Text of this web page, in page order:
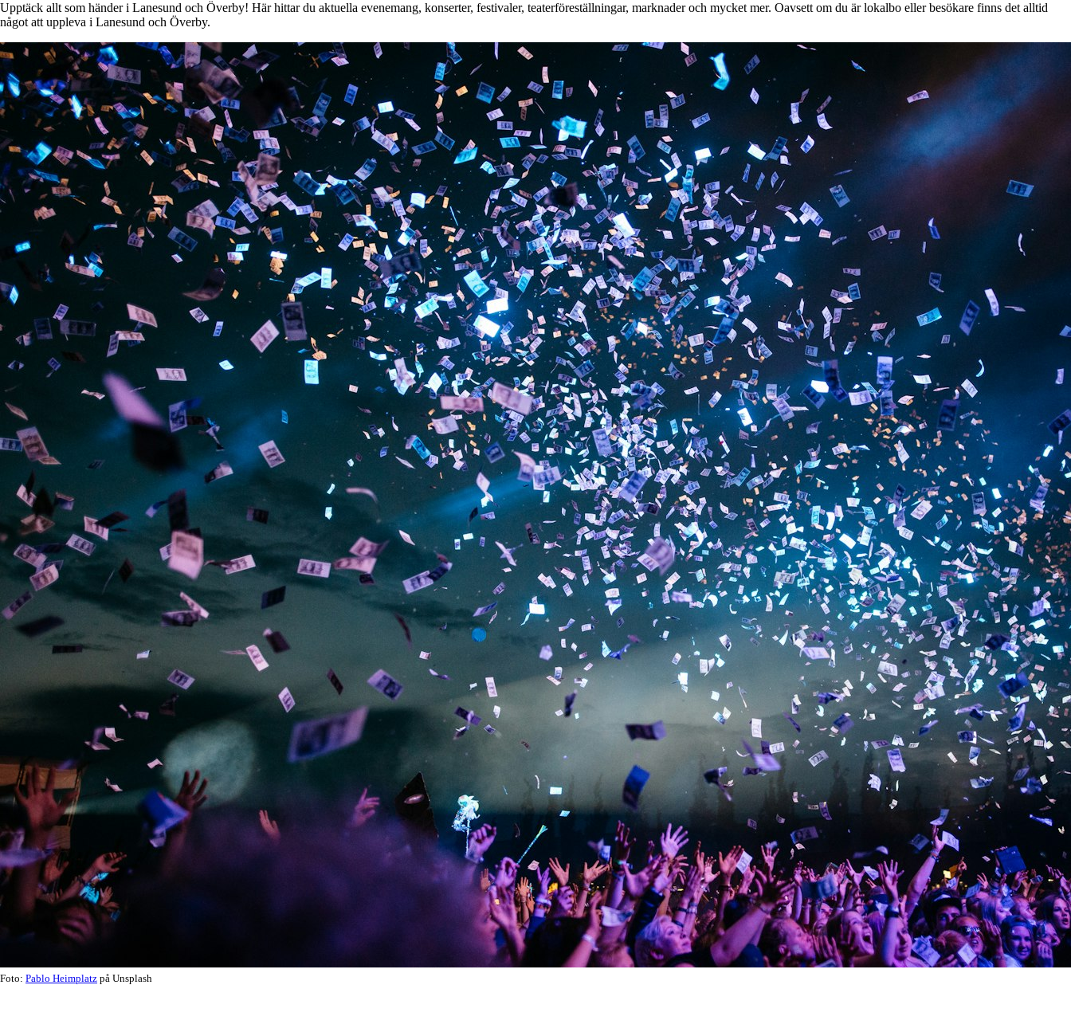
Upptäck allt som händer i Lanesund och Överby! Här hittar du aktuella evenemang, konserter, festivaler, teaterföreställningar, marknader och mycket mer. Oavsett om du är lokalbo eller besökare finns det alltid
något att uppleva i Lanesund och Överby.
Foto: Pablo Heimplatz på Unsplash